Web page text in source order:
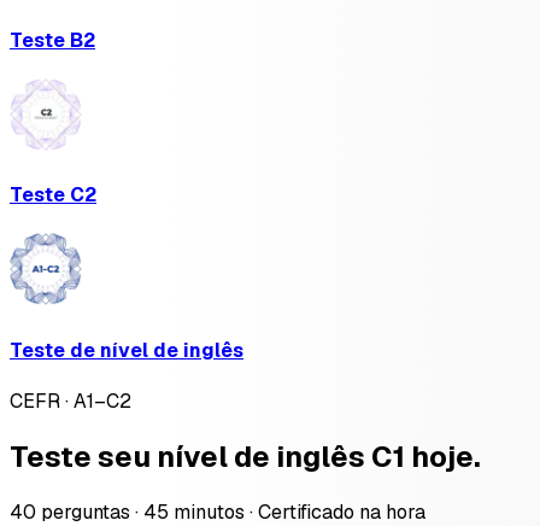
Teste B2
Teste C2
Teste de nível de inglês
CEFR · A1–C2
Teste seu nível de inglês C1 hoje.
40 perguntas · 45 minutos · Certificado na hora